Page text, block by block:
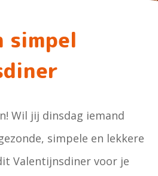
simpel
Wil jij dinsdag iemand
simpele en lekkere
Valentijnsdiner voor je